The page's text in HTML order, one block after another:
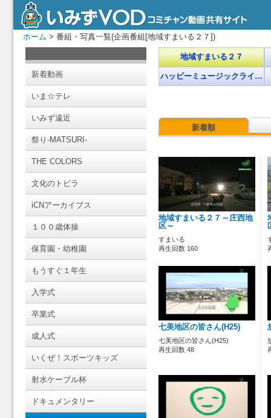
ホーム > 番組・写真一覧(企画番組[地域すまいる２７])
新着動画
いま☆テレ
いみず遠近
祭り-MATSURI-
THE COLORS
文化のトビラ
iCNアーカイブス
１００歳体操
保育園・幼稚園
もうすぐ１年生
入学式
卒業式
成人式
いくぜ！スポーツキッズ
射水ケーブル杯
ドキュメンタリー
地域すまいる２７
ハッピーミュージックライ…
新着順
地域すまいる２７～庄西地
区～
すまいる
再生回数 160
七美地区の皆さん(H25)
七美地区の皆さん(H25)
再生回数 48